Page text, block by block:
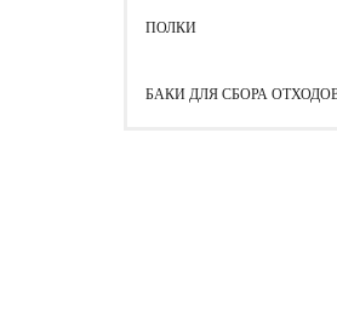
ПОЛКИ
БАКИ ДЛЯ СБОРА